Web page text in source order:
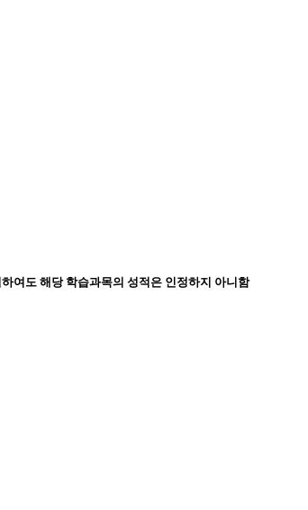
여도 해당 학습과목의 성적은 인정하지 아니함